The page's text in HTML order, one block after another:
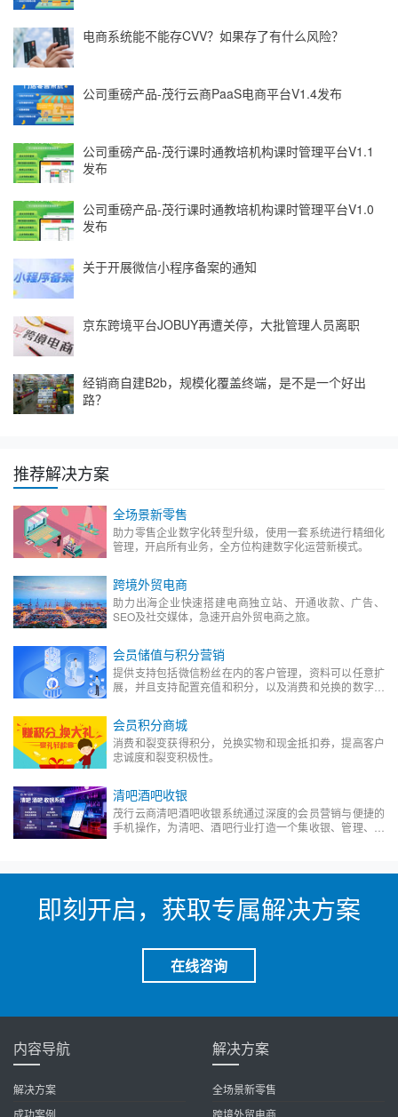
电商系统能不能存CVV？如果存了有什么风险？
公司重磅产品-茂行云商PaaS电商平台V1.4发布
公司重磅产品-茂行课时通教培机构课时管理平台V1.1
发布
公司重磅产品-茂行课时通教培机构课时管理平台V1.0
发布
关于开展微信小程序备案的通知
京东跨境平台JOBUY再遭关停，大批管理人员离职
经销商自建B2b，规模化覆盖终端，是不是一个好出
路？
推荐解决方案
全场景新零售
助力零售企业数字化转型升级，使用一套系统进行精细化
管理，开启所有业务，全方位构建数字化运营新模式。
跨境外贸电商
助力出海企业快速搭建电商独立站、开通收款、广告、
SEO及社交媒体，急速开启外贸电商之旅。
会员储值与积分营销
提供支持包括微信粉丝在内的客户管理，资料可以任意扩
展，并且支持配置充值和积分，以及消费和兑换的数字化
会员积分商城
消费和裂变获得积分，兑换实物和现金抵扣券，提高客户
忠诚度和裂变积极性。
清吧酒吧收银
茂行云商清吧酒吧收银系统通过深度的会员营销与便捷的
手机操作，为清吧、酒吧行业打造一个集收银、管理、营
即刻开启，获取专属解决方案
在线咨询
内容导航
解决方案
成功案例
解决方案
全场景新零售
跨境外贸电商